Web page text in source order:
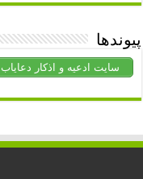
پیوندها
سایت ادعیه و اذکار دعایاب